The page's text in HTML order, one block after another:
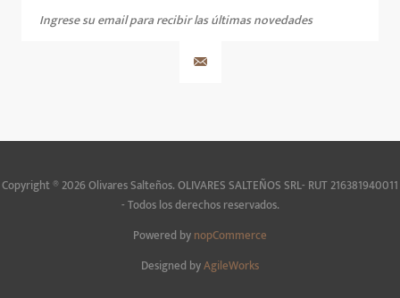
Copyright ® 2026 Olivares Salteños. OLIVARES SALTEÑOS SRL- RUT 216381940011
- Todos los derechos reservados.
Powered bynopCommerce
Designed byAgileWorks